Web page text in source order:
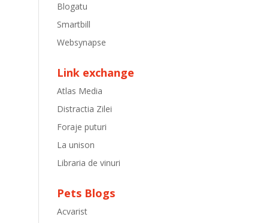
Blogatu
Smartbill
Websynapse
Link exchange
Atlas Media
Distractia Zilei
Foraje puturi
La unison
Libraria de vinuri
Pets Blogs
Acvarist